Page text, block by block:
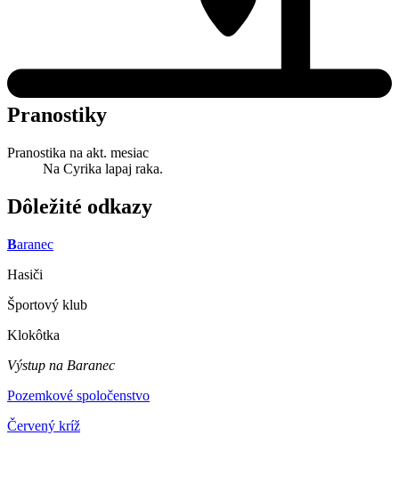
Pranostiky
Pranostika na akt. mesiac
Na Cyrika lapaj raka.
Dôležité odkazy
Baranec
Hasiči
Športový klub
Klokôtka
Výstup na Baranec
Pozemkové spoločenstvo
Červený kríž